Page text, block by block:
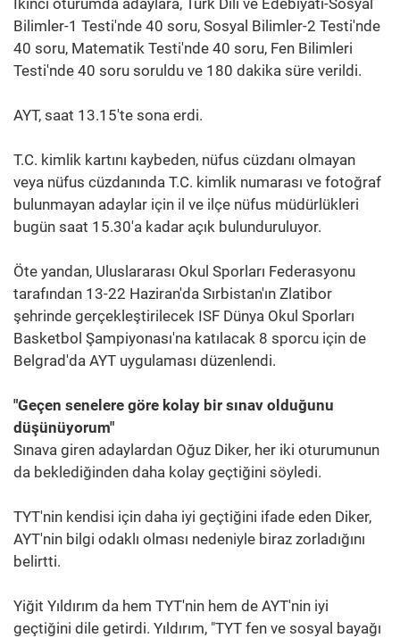
Bilimler-1 Testi'nde 40 soru, Sosyal Bilimler-2 Testi'nde
40 soru, Matematik Testi'nde 40 soru, Fen Bilimleri
Testi'nde 40 soru soruldu ve 180 dakika süre verildi.
AYT, saat 13.15'te sona erdi.
T.C. kimlik kartını kaybeden, nüfus cüzdanı olmayan
veya nüfus cüzdanında T.C. kimlik numarası ve fotoğraf
bulunmayan adaylar için il ve ilçe nüfus müdürlükleri
bugün saat 15.30'a kadar açık bulunduruluyor.
Öte yandan, Uluslararası Okul Sporları Federasyonu
tarafından 13-22 Haziran'da Sırbistan'ın Zlatibor
şehrinde gerçekleştirilecek ISF Dünya Okul Sporları
Basketbol Şampiyonası'na katılacak 8 sporcu için de
Belgrad'da AYT uygulaması düzenlendi.
"Geçen senelere göre kolay bir sınav olduğunu
düşünüyorum"
Sınava giren adaylardan Oğuz Diker, her iki oturumunun
da beklediğinden daha kolay geçtiğini söyledi.
TYT'nin kendisi için daha iyi geçtiğini ifade eden Diker,
AYT'nin bilgi odaklı olması nedeniyle biraz zorladığını
belirtti.
Yiğit Yıldırım da hem TYT'nin hem de AYT'nin iyi
geçtiğini dile getirdi. Yıldırım, "TYT fen ve sosyal bayağı